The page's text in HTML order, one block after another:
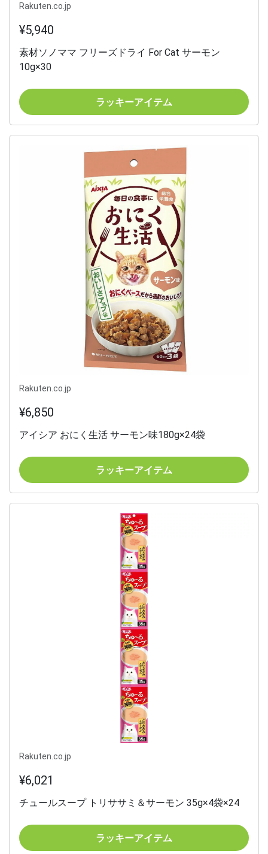
Rakuten.co.jp
¥5,940
素材ソノママ フリーズドライ For Cat サーモン
10g×30
ラッキーアイテム
Rakuten.co.jp
¥6,850
アイシア おにく生活 サーモン味180g×24袋
ラッキーアイテム
Rakuten.co.jp
¥6,021
チュールスープ トリササミ＆サーモン 35g×4袋×24
ラッキーアイテム